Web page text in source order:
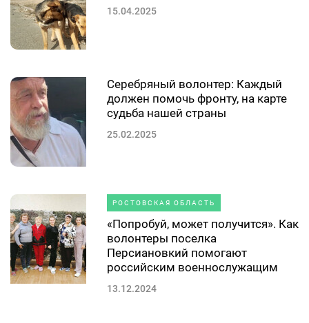
15.04.2025
Серебряный волонтер: Каждый
должен помочь фронту, на карте
судьба нашей страны
25.02.2025
РОСТОВСКАЯ ОБЛАСТЬ
«Попробуй, может получится». Как
волонтеры поселка
Персиановкий помогают
российским военнослужащим
13.12.2024